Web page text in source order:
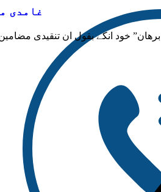
غامدی
خود انکے بقول ان تنقیدی